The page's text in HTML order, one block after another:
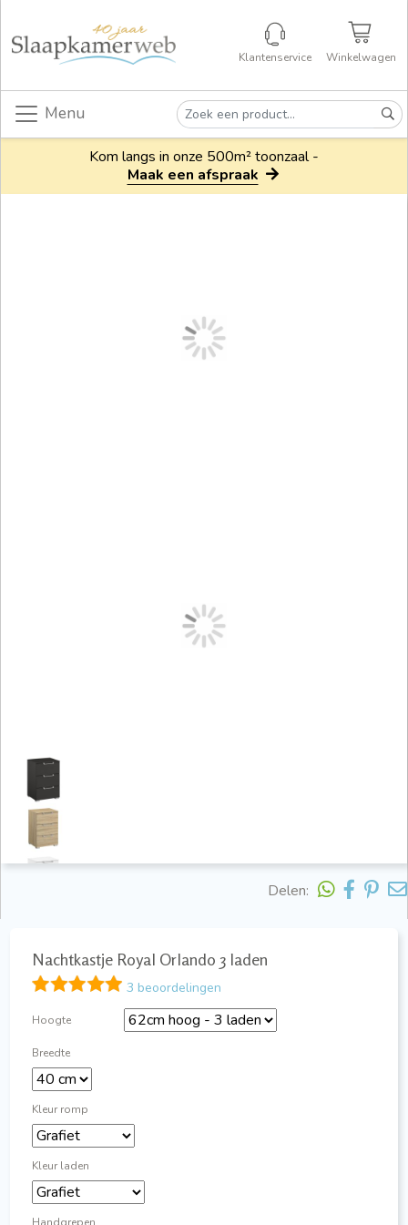
Klantenservice Winkelwagen
Menu
Kom langs in onze 500m² toonzaal -
Maak een afspraak
Delen:
Nachtkastje Royal Orlando 3 laden
3 beoordelingen
Hoogte
Breedte
Kleur romp
Kleur laden
Handgrepen